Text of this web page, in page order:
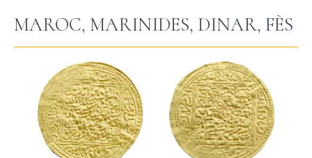
MAROC, MARINIDES, DINAR, FÈS